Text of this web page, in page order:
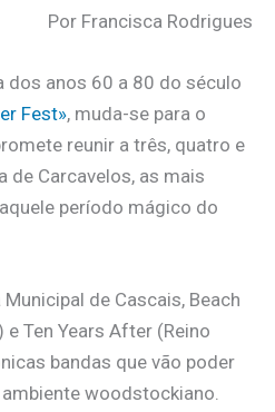
Por Francisca Rodrigues
anos 60 a 80 do século
Fest», muda-se para o
reunir a três, quatro e
de Carcavelos, as mais
período mágico do
de Cascais, Beach
e Ten Years After (Reino
bandas que vão poder
woodstockiano.